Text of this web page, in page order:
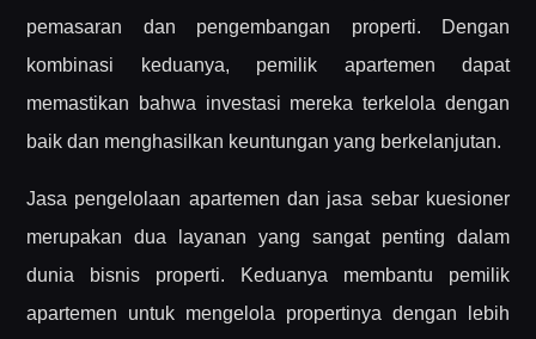
pemasaran dan pengembangan properti. Dengan
kombinasi keduanya, pemilik apartemen dapat
memastikan bahwa investasi mereka terkelola dengan
baik dan menghasilkan keuntungan yang berkelanjutan.
Jasa pengelolaan apartemen dan jasa sebar kuesioner
merupakan dua layanan yang sangat penting dalam
dunia bisnis properti. Keduanya membantu pemilik
apartemen untuk mengelola propertinya dengan lebih